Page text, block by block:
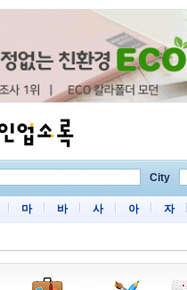
City
마 바 사 아 자